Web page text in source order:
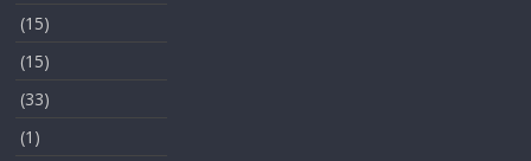
(15)
(15)
(33)
(1)